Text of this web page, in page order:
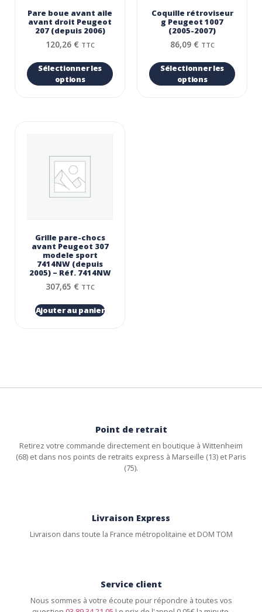
Pare boue avant aile
avant droit Peugeot
207 (depuis 2006)
120,26 € TTC
Sélectionner les
options
Coquille rétroviseur
g Peugeot 1007
(2005-2007)
86,09 € TTC
Sélectionner les
options
Grille pare-chocs
avant Peugeot 307
modele sport
7414NW (depuis
2005) – Réf. 7414NW
307,65 € TTC
Ajouter au panier
Point de retrait
Retirez votre commande directement en boutique à Wittenheim
(68) et dans nos points de retraits express à Marseille (13) et Paris
(75).
Livraison Express
Livraison dans toute la France métropolitaine et DOM TOM
Service client
Nous sommes à votre écoute pour répondre à toutes vos